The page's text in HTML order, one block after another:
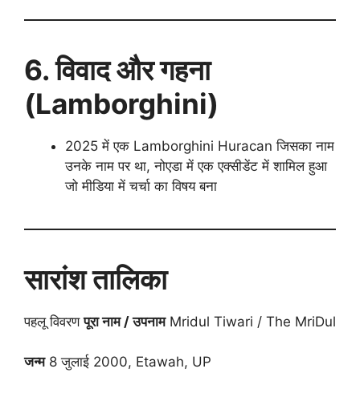
6. विवाद और गहना
(Lamborghini)
2025 में एक Lamborghini Huracan जिसका नाम
उनके नाम पर था, नोएडा में एक एक्सीडेंट में शामिल हुआ
जो मीडिया में चर्चा का विषय बना
सारांश तालिका
पहलू विवरणपूरा नाम / उपनामMridul Tiwari / The MriDul
जन्म8 जुलाई 2000, Etawah, UP